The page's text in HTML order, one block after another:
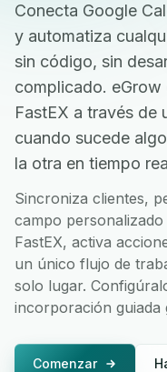
Conecta Google
y automatiza
sin código, sin
complicado.
FastEX a través de
cuando sucede
la otra en tiempo
Sincroniza clientes,
campo
FastEX, activa
un único flujo de
solo lugar.
incorporación guiada
Comenzar